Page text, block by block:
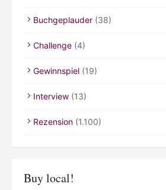
Buchgeplauder (38)
Challenge (4)
Gewinnspiel (19)
Interview (13)
Rezension (1.100)
Buy local!